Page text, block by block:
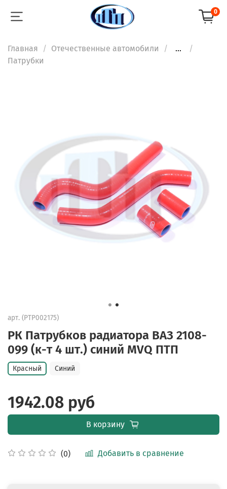
0
Главная Отечественные автомобили
...
Патрубки
арт. (PTP002175)
РК Патрубков радиатора ВАЗ 2108-
099 (к-т 4 шт.) синий MVQ ПТП
(0) Добавить в сравнение
Красный Синий
1942.08 руб
В корзину